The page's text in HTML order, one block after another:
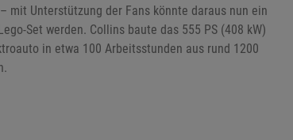
mit Unterstützung der Fans könnte daraus nun ein
Set werden. Collins baute das 555 PS (408 kW)
in etwa 100 Arbeitsstunden aus rund 1200